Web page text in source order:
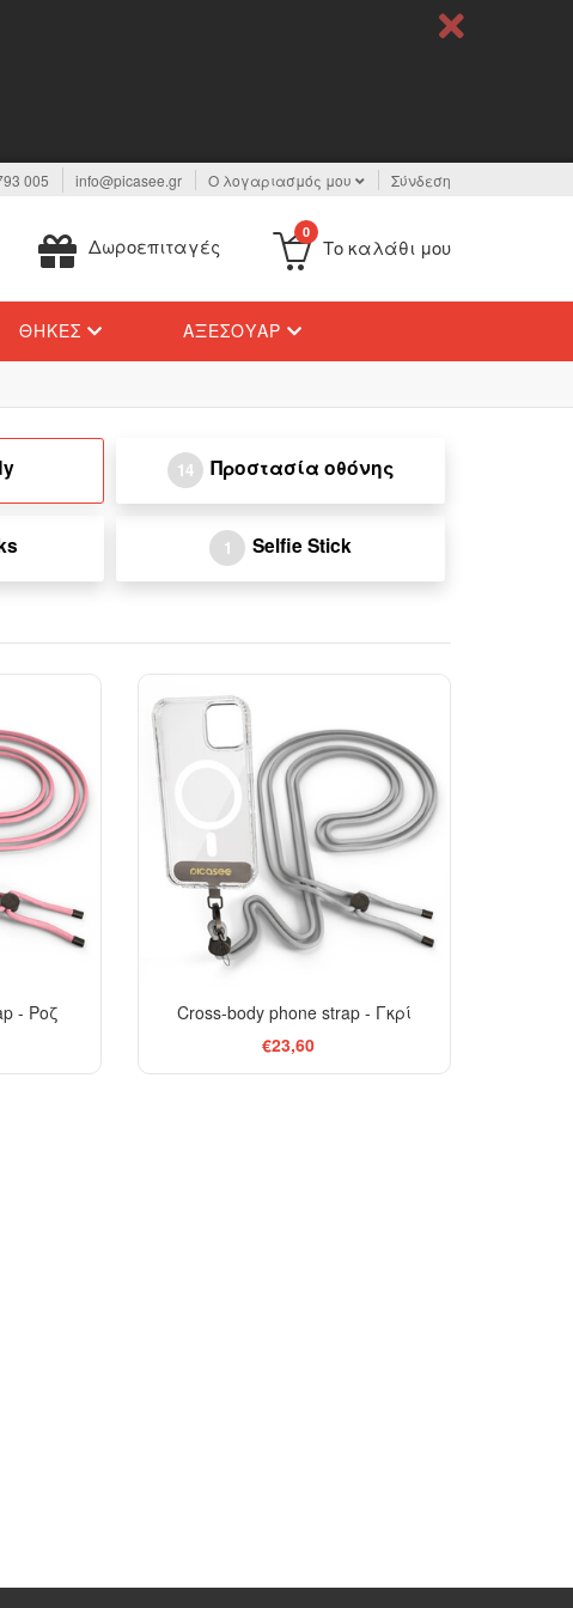
005 info@picasee.gr Ο λογαριασμός μου Σύνδεση
Δωροεπιταγές
0
Το καλάθι μου
ΘΉΚΕΣ ΑΞΕΣΟΥΆΡ
14 Προστασία οθόνης
1 Selfie Stick
- Ροζ
Cross-body phone strap - Γκρί
€23,60